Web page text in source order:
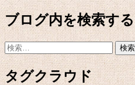
ブログ内を検索する
検
索:
タグクラウド